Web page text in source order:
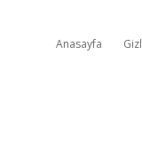
Anasayfa